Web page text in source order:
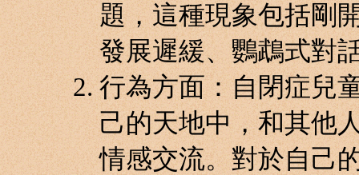
題，這種現象包括剛
發展遲緩、鸚鵡式對
行為方面：自閉症兒
己的天地中，和其他
情感交流。對於自己